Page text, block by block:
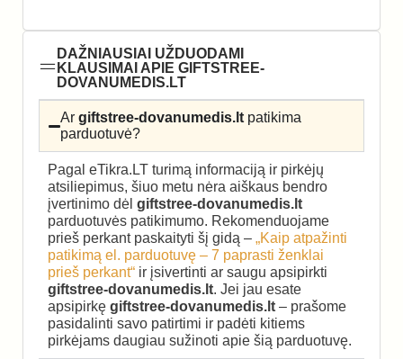
DAŽNIAUSIAI UŽDUODAMI
KLAUSIMAI APIE GIFTSTREE-
DOVANUMEDIS.LT
Argiftstree-dovanumedis.lt patikima
parduotuvė?
Pagal eTikra.LT turimą informaciją ir pirkėjų
atsiliepimus, šiuo metu nėra aiškaus bendro
įvertinimo dėl giftstree-dovanumedis.lt
parduotuvės patikimumo. Rekomenduojame
prieš perkant paskaityti šį gidą – „Kaip atpažinti
patikimą el. parduotuvę – 7 paprasti ženklai
prieš perkant“ ir įsivertinti ar saugu apsipirkti
giftstree-dovanumedis.lt. Jei jau esate
apsipirkę giftstree-dovanumedis.lt – prašome
pasidalinti savo patirtimi ir padėti kitiems
pirkėjams daugiau sužinoti apie šią parduotuvę.